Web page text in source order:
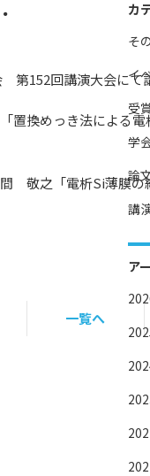
第152回講演大会にて
置換めっき法による
敬之「電析Si薄膜の
一覧へ
カ
そ
イ
受
学
論
講
ア